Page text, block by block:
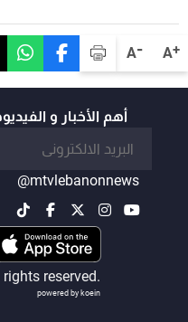
A+
A-
أهم الأخبار و
@mtvlebanonnews
reserved.
powered by koein